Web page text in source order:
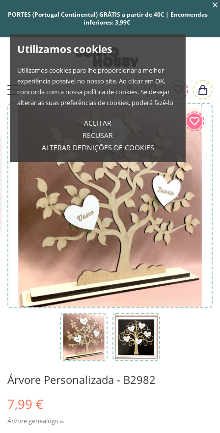
Utilizamos cookies
Utilizamos cookies para lhe proporcionar a melhor
experiência possível no nosso site. Ao clicar em OK,
concorda com a nossa política de cookies. Se desejar
alterar as suas preferências de cookies, poderá fazê-lo
ACEITAR
RECUSAR
ALTERAR DEFINIÇÕES DE COOKIES
PORTES (Portugal Continental) GRÁTIS a partir de 40€ | Encomendas
inferiores: 3,99€
Árvore Personalizada - B2982
7,99 €
Árvore genealógica.